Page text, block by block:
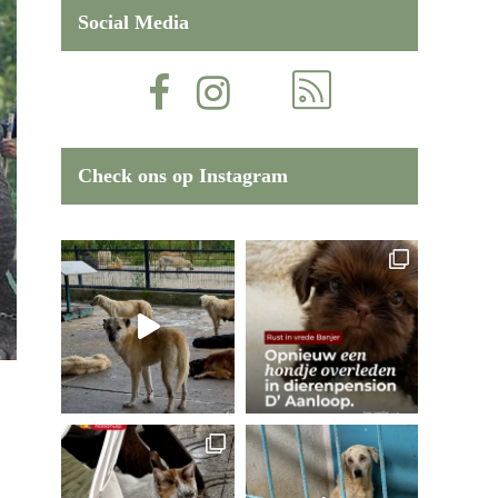
Social Media
Check ons op Instagram